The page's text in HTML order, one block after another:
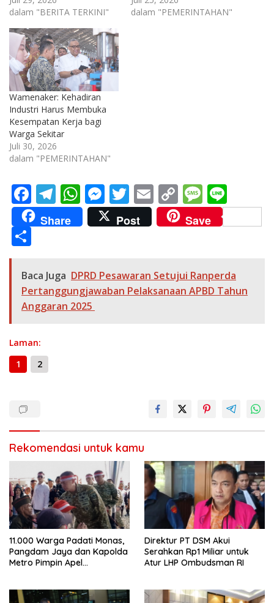
dalam "BERITA TERKINI"
dalam "PEMERINTAHAN"
Wamenaker: Kehadiran
Industri Harus Membuka
Kesempatan Kerja bagi
Warga Sekitar
Juli 30, 2026
dalam "PEMERINTAHAN"
F
ac
e
o
o
k
T
el
e
a
m
W
h
at
A
p
p
M
e
ss
n
g
T
w
itt
E
m
ai
C
o
p
Li
n
M
e
ss
g
e
n
e
Share Post Save
ar
e
Baca Juga DPRD Pesawaran Setujui Ranperda
Pertanggungjawaban Pelaksanaan APBD Tahun
Anggaran 2025
Laman:
1
2
Rekomendasi untuk kamu
11.000 Warga Padati Monas,
Pangdam Jaya dan Kapolda
Metro Pimpin Apel
Direktur PT DSM Akui
Serahkan Rp1 Miliar untuk
Atur LHP Ombudsman RI